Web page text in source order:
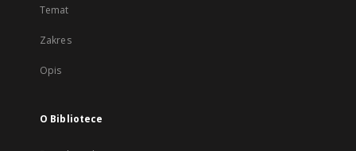
Temat
Zakres
Opis
O Bibliotece